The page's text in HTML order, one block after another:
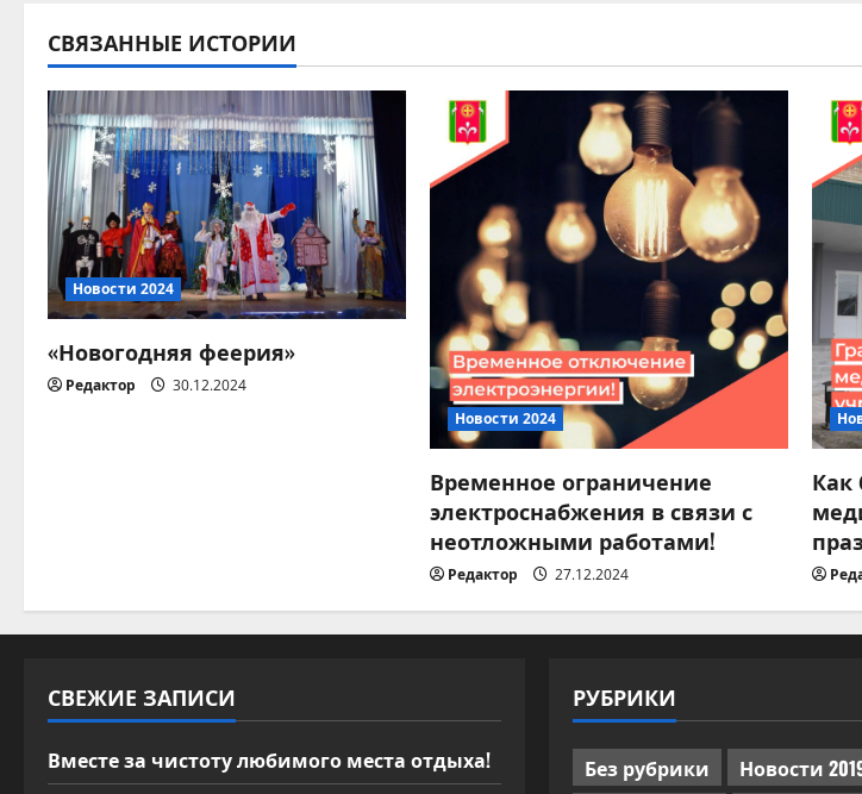
г
а
ц
и
я
п
о
с
м
СВЯЗАННЫЕ ИСТОРИИ
Новости 2024
«Новогодняя феерия»
Редактор
30.12.2024
Новости 2024
Временное ограничение
электроснабжения в связи с
неотложными работами!
Редактор 27.12.2024
Как
СВЕЖИЕ ЗАПИСИ
Вместе за чистоту любимого места отдыха!
РУБРИКИ
Без рубрики Новости